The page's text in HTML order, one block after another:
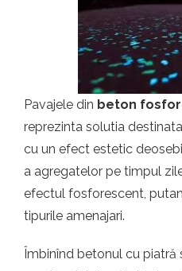
Pavajele din beton
reprezinta solutia
cu un efect estetic
a agregatelor pe timpul
efectul fosforescent,
tipurile amenajari.
Îmbinînd betonul cu piatră